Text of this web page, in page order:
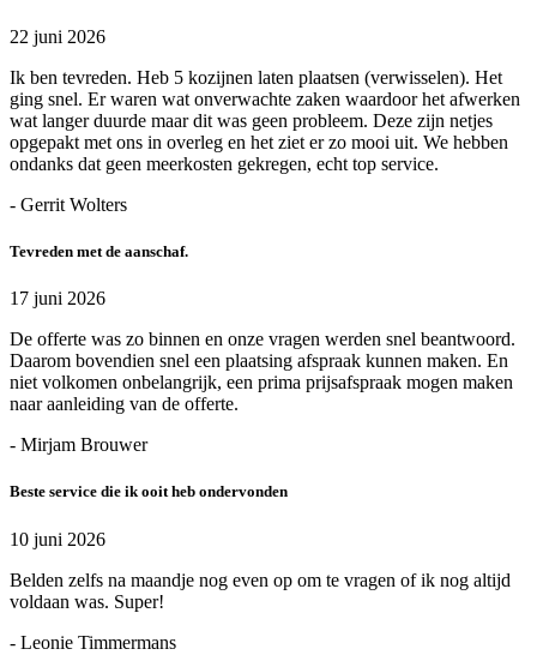
22 juni 2026
Ik ben tevreden. Heb 5 kozijnen laten plaatsen (verwisselen). Het
ging snel. Er waren wat onverwachte zaken waardoor het afwerken
wat langer duurde maar dit was geen probleem. Deze zijn netjes
opgepakt met ons in overleg en het ziet er zo mooi uit. We hebben
ondanks dat geen meerkosten gekregen, echt top service.
- Gerrit Wolters
Tevreden met de aanschaf.
17 juni 2026
De offerte was zo binnen en onze vragen werden snel beantwoord.
Daarom bovendien snel een plaatsing afspraak kunnen maken. En
niet volkomen onbelangrijk, een prima prijsafspraak mogen maken
naar aanleiding van de offerte.
- Mirjam Brouwer
Beste service die ik ooit heb ondervonden
10 juni 2026
Belden zelfs na maandje nog even op om te vragen of ik nog altijd
voldaan was. Super!
- Leonie Timmermans